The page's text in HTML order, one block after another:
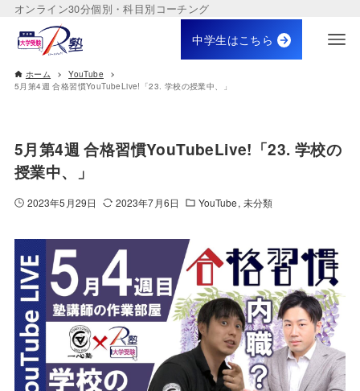
オンライン30分個別・科目別コーチング
中学生はこちら
ホーム
YouTube
5月第4週 合格習慣YouTubeLive!「23. 学校の授業中、」
5月第4週 合格習慣YouTubeLive!「23. 学校の
授業中、」
2023年5月29日 2023年7月6日 YouTube 未分類